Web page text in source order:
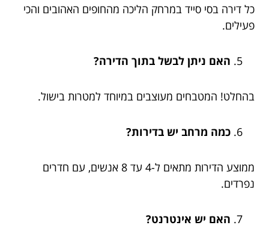
כל דירה בסי סייד במרחק הליכה מהחופים האהובים והכי
פעילים.
האם ניתן לבשל בתוך הדירה?
בהחלט! המטבחים מעוצבים במיוחד למטרות בישול.
כמה מרחב יש בדירות?
ממוצע הדירות מתאים ל-4 עד 8 אנשים, עם חדרים
נפרדים.
האם יש אינטרנט?